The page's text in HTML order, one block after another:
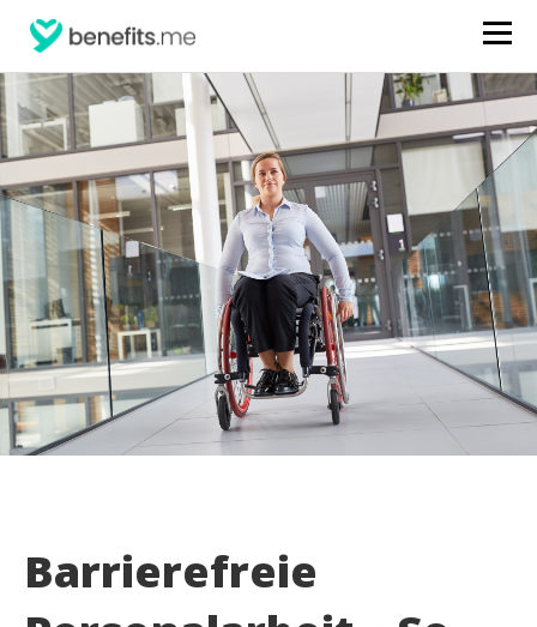
Barrierefreie